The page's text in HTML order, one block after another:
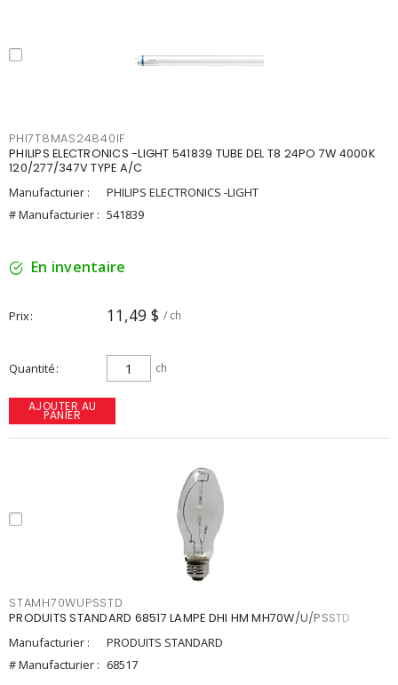
PHI7T8MAS24840IF
PHILIPS ELECTRONICS -LIGHT 541839 TUBE DEL T8 24PO 7W 4000K
120/277/347V TYPE A/C
Manufacturier :
PHILIPS ELECTRONICS -LIGHT
# Manufacturier : 541839
En inventaire
Prix 11,49 $ / ch
Quantité ch
AJOUTER AU
PANIER
STAMH70WUPSSTD
PRODUITS STANDARD 68517 LAMPE DHI HM MH70W/U/PSSTD
Manufacturier :
PRODUITS STANDARD
# Manufacturier : 68517